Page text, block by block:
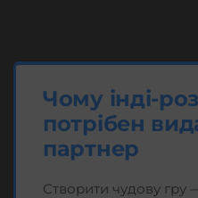
Чому інді-
потрібен
партнер
Створити чудову гру — це лише половина